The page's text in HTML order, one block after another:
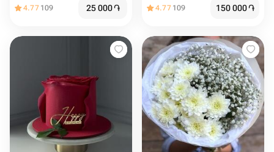
4.77 109 25 000֏ 4.77 109 150 000֏